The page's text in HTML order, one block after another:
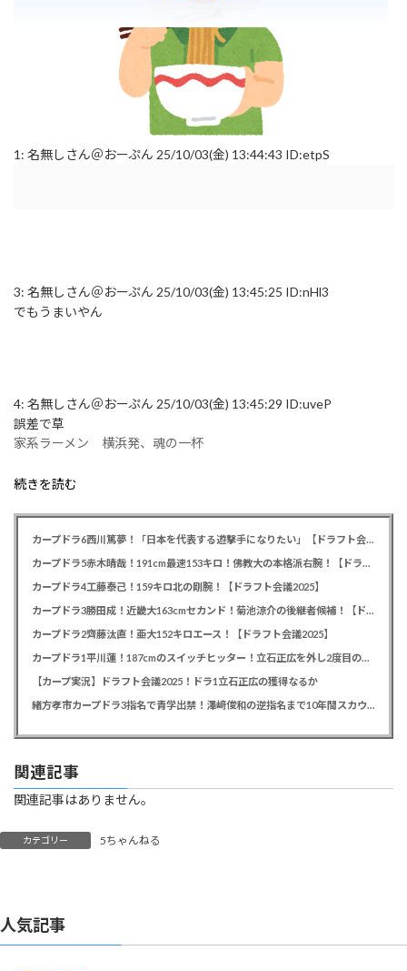
1: 名無しさん＠おーぷん 25/10/03(金) 13:44:43 ID:etpS
3: 名無しさん＠おーぷん 25/10/03(金) 13:45:25 ID:nHl3
でもうまいやん
4: 名無しさん＠おーぷん 25/10/03(金) 13:45:29 ID:uveP
誤差で草
家系ラーメン 横浜発、魂の一杯
続きを読む
カープドラ6西川篤夢！「日本を代表する遊撃手になりたい」【ドラフト会議2025】
カープドラ5赤木晴哉！191cm最速153キロ！佛教大の本格派右腕！【ドラフト会議2025】
カープドラ4工藤泰己！159キロ北の剛腕！【ドラフト会議2025】
カープドラ3勝田成！近畿大163cmセカンド！菊池涼介の後継者候補！【ドラフト会議2025】
カープドラ2齊藤汰直！亜大152キロエース！【ドラフト会議2025】
カープドラ1平川蓮！187cmのスイッチヒッター！立石正広を外し2度目の重複も新井監督がクジを引き当てる！【ドラフト会議2025】
【カープ実況】ドラフト会議2025！ドラ1立石正広の獲得なるか
緒方孝市カープドラ3指名で青学出禁！澤﨑俊和の逆指名まで10年間スカウト出禁
関連記事
関連記事はありません。
カテゴリー 5ちゃんねる
人気記事